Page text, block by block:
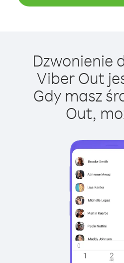
Dzwonienie
Viber Out
Gdy masz
Out,